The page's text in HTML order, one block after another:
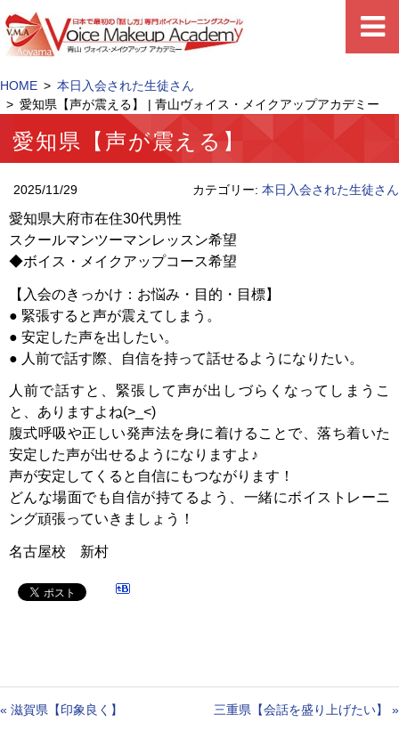
HOME
本日入会された生徒さん
愛知県【声が震える】 | 青山ヴォイス・メイクアップアカデミー
愛知県【声が震える】
2025/11/29 カテゴリー: 本日入会された生徒さん
愛知県大府市在住30代男性
スクールマンツーマンレッスン希望
◆ボイス・メイクアップコース希望
【入会のきっかけ：お悩み・目的・目標】
● 緊張すると声が震えてしまう。
● 安定した声を出したい。
● 人前で話す際、自信を持って話せるようになりたい。
人前で話すと、緊張して声が出しづらくなってしまうこ
と、ありますよね(>_<)
腹式呼吸や正しい発声法を身に着けることで、落ち着いた
安定した声が出せるようになりますよ♪
声が安定してくると自信にもつながります！
どんな場面でも自信が持てるよう、一緒にボイストレーニ
ング頑張っていきましょう！
名古屋校 新村
« 滋賀県【印象良く】 三重県【会話を盛り上げたい】 »